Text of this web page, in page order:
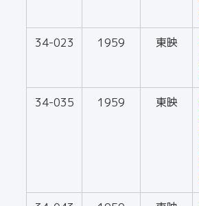
34-023 1959 東映
34-035 1959 東映